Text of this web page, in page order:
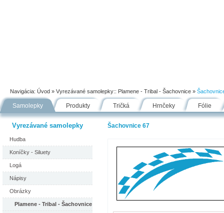
Navigácia: Úvod » Vyrezávané samolepky:: Plamene - Tribal - Šachovnice »
Samolepky Produkty Tričká Hrnčeky Fólie
Vyrezávané samolepky
Hudba
Koníčky - Siluety
Logá
Nápisy
Obrázky
Plamene - Tribal - Šachovnice
Šachovnice 67